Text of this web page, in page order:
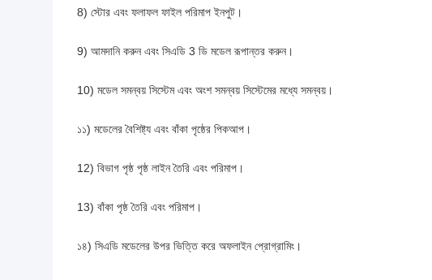
8) স্টোর এবং ফলাফল ফাইল পরিমাপ ইনপুট।
9) আমদানি করুন এবং সিএডি 3 ডি মডেল রূপান্তর করুন।
10) মডেল সমন্বয় সিস্টেম এবং অংশ সমন্বয় সিস্টেমের মধ্যে সমন্বয়।
১১) মডেলের বৈশিষ্ট্য এবং বাঁকা পৃষ্ঠের পিকআপ।
12) বিভাগ পৃষ্ঠ পৃষ্ঠ লাইন তৈরি এবং পরিমাপ।
13) বাঁকা পৃষ্ঠ তৈরি এবং পরিমাপ।
১৪) সিএডি মডেলের উপর ভিত্তি করে অফলাইন প্রোগ্রামিং।